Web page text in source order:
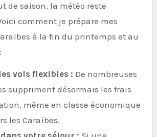
de saison, la météo reste
comment je prépare mes
à la fin du printemps et au
vols flexibles : De nombreuses
suppriment désormais les frais
même en classe économique
les Caraïbes.